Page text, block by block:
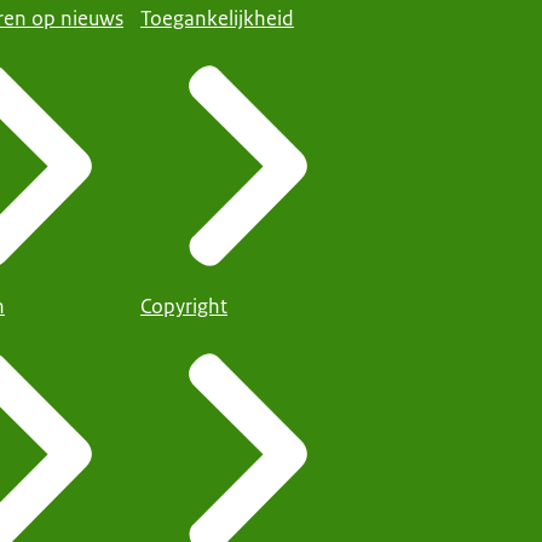
op nieuws Toegankelijkheid
Copyright